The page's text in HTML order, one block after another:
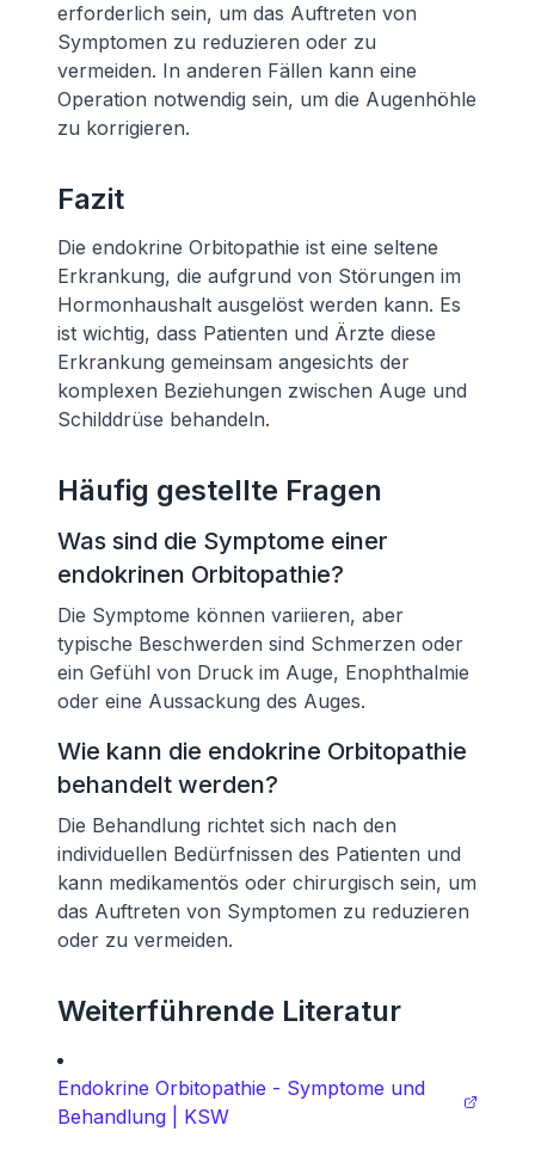
erforderlich sein, um das Auftreten von
Symptomen zu reduzieren oder zu
vermeiden. In anderen Fällen kann eine
Operation notwendig sein, um die Augenhöhle
zu korrigieren.
Fazit
Die endokrine Orbitopathie ist eine seltene
Erkrankung, die aufgrund von Störungen im
Hormonhaushalt ausgelöst werden kann. Es
ist wichtig, dass Patienten und Ärzte diese
Erkrankung gemeinsam angesichts der
komplexen Beziehungen zwischen Auge und
Schilddrüse behandeln.
Häufig gestellte Fragen
Was sind die Symptome einer
endokrinen Orbitopathie?
Die Symptome können variieren, aber
typische Beschwerden sind Schmerzen oder
ein Gefühl von Druck im Auge, Enophthalmie
oder eine Aussackung des Auges.
Wie kann die endokrine Orbitopathie
behandelt werden?
Die Behandlung richtet sich nach den
individuellen Bedürfnissen des Patienten und
kann medikamentös oder chirurgisch sein, um
das Auftreten von Symptomen zu reduzieren
oder zu vermeiden.
Weiterführende Literatur
Endokrine Orbitopathie - Symptome und
Behandlung | KSW